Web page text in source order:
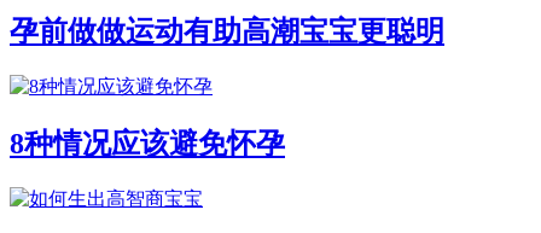
孕前做做运动有助高潮宝宝更聪明
8种情况应该避免怀孕